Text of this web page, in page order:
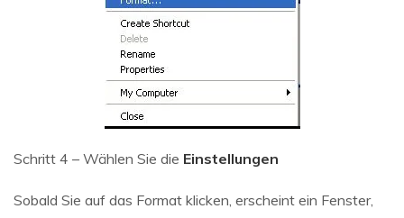
Schritt 4 – Wählen Sie die Einstellungen
Sobald Sie auf das Format klicken, erscheint ein Fenster,